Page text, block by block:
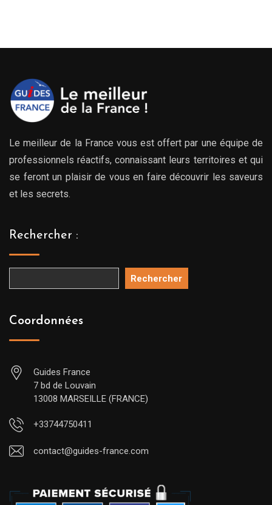
à
Le meilleur de la France vous est offert par une équipe de
professionnels réactifs, connaissant leurs territoires et qui
se feront un plaisir de vous en faire découvrir les saveurs
et les secrets.
Rechercher :
Rechercher
Coordonnées
Guides France
7 bd de Louvain
13008 MARSEILLE (FRANCE)
+33744750411
contact@guides-france.com